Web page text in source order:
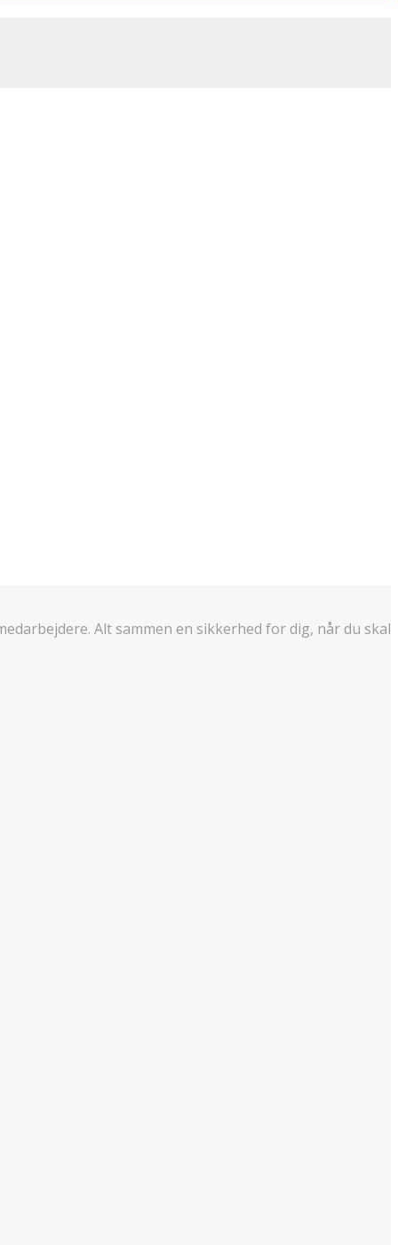
Alt sammen en sikkerhed for dig, når du skal